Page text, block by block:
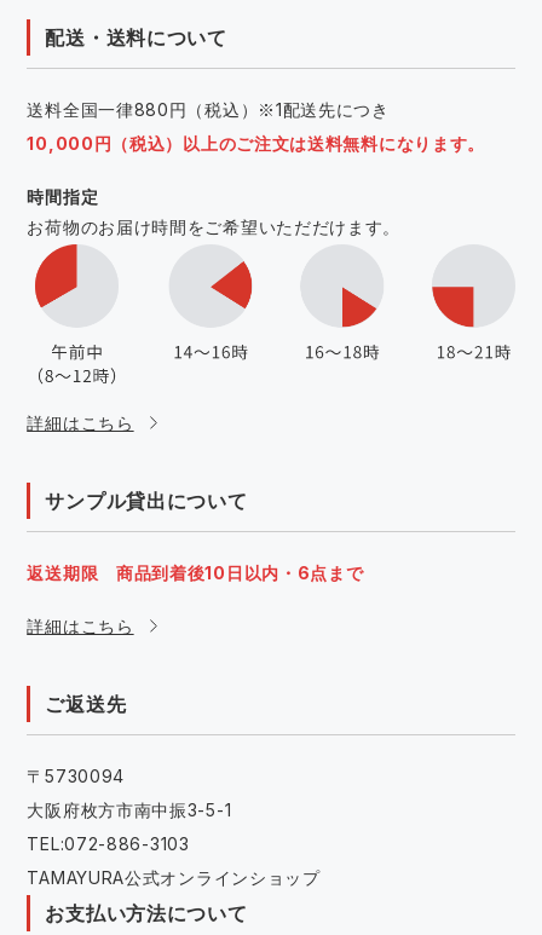
配送・送料について
送料全国一律880円（税込）※1配送先につき
10,000円（税込）以上のご注文は送料無料になります。
時間指定
お荷物のお届け時間をご希望いただだけます。
詳細はこちら
サンプル貸出について
返送期限 商品到着後10日以内・6点まで
詳細はこちら
ご返送先
〒5730094
大阪府枚方市南中振3-5-1
TEL:072-886-3103
TAMAYURA公式オンラインショップ
お支払い方法について